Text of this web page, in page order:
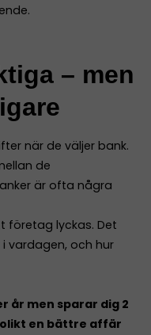
– men
när de väljer bank.
de
är ofta några
företag lyckas. Det
vardagen, och hur
år men sparar dig 2
en bättre affär